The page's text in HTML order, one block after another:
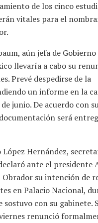
de los cinco
vitales para el
aún jefa de Gobierno
llevaría a cabo su
Prevé despedirse de la
un informe en la
junio. De acuerdo con
será
Hernández,
ante el presidente
Obrador su intención de
en Palacio Nacional,
sostuvo con su gabinete.
renunció